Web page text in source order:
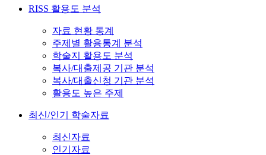
RISS 활용도 분석
자료 현황 통계
주제별 활용통계 분석
학술지 활용도 분석
복사/대출제공 기관 분석
복사/대출신청 기관 분석
활용도 높은 주제
최신/인기 학술자료
최신자료
인기자료